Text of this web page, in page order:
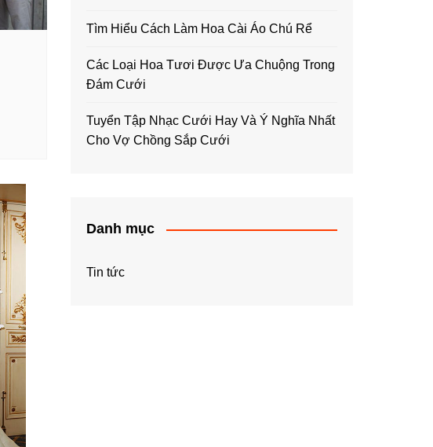
Tìm Hiểu Cách Làm Hoa Cài Áo Chú Rể
Các Loại Hoa Tươi Được Ưa Chuộng Trong
Đám Cưới
Tuyển Tập Nhạc Cưới Hay Và Ý Nghĩa Nhất
Cho Vợ Chồng Sắp Cưới
Danh mục
Tin tức